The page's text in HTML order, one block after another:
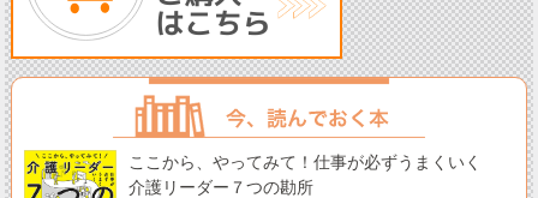
ここから、やってみて！仕事が必ずうまくいく
介護リーダー７つの勘所